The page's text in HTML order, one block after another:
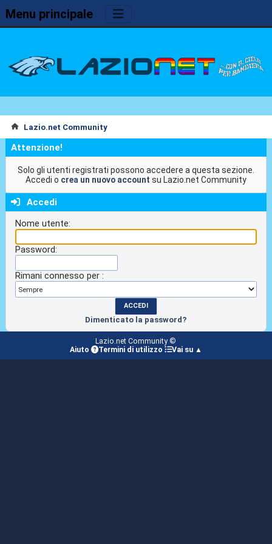
Menu principale
Lazio.net Community
Attenzione!
Solo gli utenti registrati possono accedere a questa sezione.
Accedi o crea un nuovo account su Lazio.net Community
Accedi
Nome utente:
Password:
Rimani connesso per :
Dimenticato la password?
Lazio.net Community ©
Aiuto
Termini di utilizzo Vai su ▲